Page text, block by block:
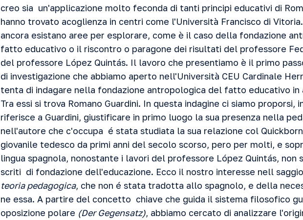
creo sia un'applicazione molto feconda di tanti principi educativi di
hanno trovato acoglienza in centri come l'Università Francisco di
ancora esistano aree per esplorare, come è il caso della fondazione
fatto educativo o il riscontro o paragone dei risultati del professore
del professore López Quintás. Il lavoro che presentiamo è il primo
di investigazione che abbiamo aperto nell'Università CEU Cardinale
tenta di indagare nella fondazione antropologica del fatto educativo in
Tra essi si trova Romano Guardini. In questa indagine ci siamo proporsi,
riferisce a Guardini, giustificare in primo luogo la sua presenza nella
nell'autore che c'occupa é stata studiata la sua relazione col Quickborn
giovanile tedesco da primi anni del secolo scorso, pero per molti, e
lingua spagnola, nonostante i lavori del professore López Quintás, non
scriti di fondazione dell'educazione. Ecco il nostro interesse nell saggio
teoria pedagogica, che non é stata tradotta allo spagnolo, e della
ne essa. A partire del concetto chiave che guida il sistema filosofico
oposizione polare (Der Gegensatz), abbiamo cercato di analizzare